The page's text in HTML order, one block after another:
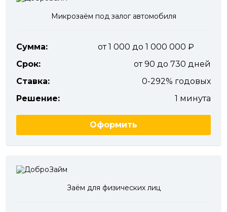
Микрозаём под залог автомобиля
Сумма:
от 1 000 до 1 000 000
Срок:
от 90 до 730 дней
Ставка:
0-292% годовых
Решение:
1 минута
Оформить
Заём для физических лиц